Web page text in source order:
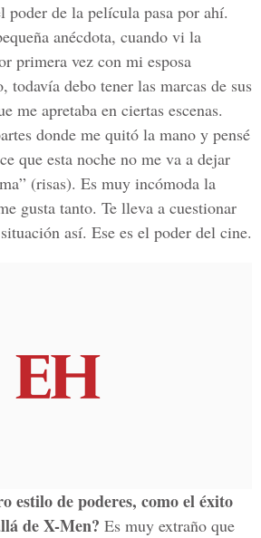
poder de la película pasa por ahí.
anécdota, cuando vi la
primera vez con mi esposa
todavía debo tener las marcas de sus
me apretaba en ciertas escenas.
donde me quitó la mano y pensé
que esta noche no me va a dejar
(risas). Es muy incómoda la
gusta tanto. Te lleva a cuestionar
así. Ese es el poder del cine.
estilo de poderes, como el éxito
de X-Men? Es muy extraño que